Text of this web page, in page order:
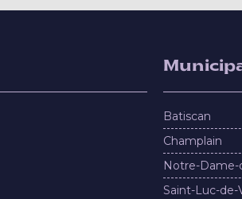
Batiscan
Champlain
Notre-Dame-
Saint-Luc-de-